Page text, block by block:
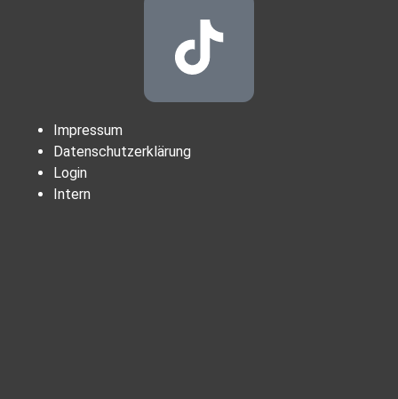
Impressum
Datenschutzerklärung
Login
Intern